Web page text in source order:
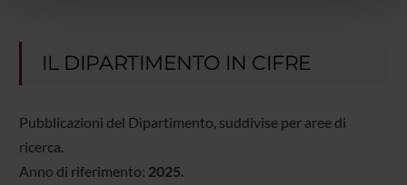
raccolto dal tuo utilizzo dei loro servizi.
IL DIPARTIMENTO IN CIFRE
Pubblicazioni del Dipartimento, suddivise per aree di
ricerca.
Anno di riferimento: 2025.